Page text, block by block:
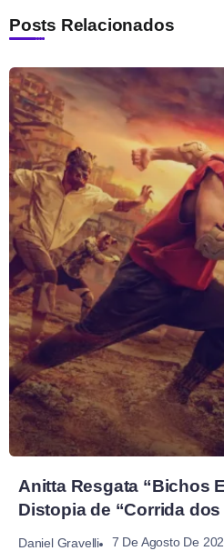
Posts Relacionados
Anitta Resgata “Bichos
Distopia de “Corrida
Daniel Gravelli 7 De Agosto De